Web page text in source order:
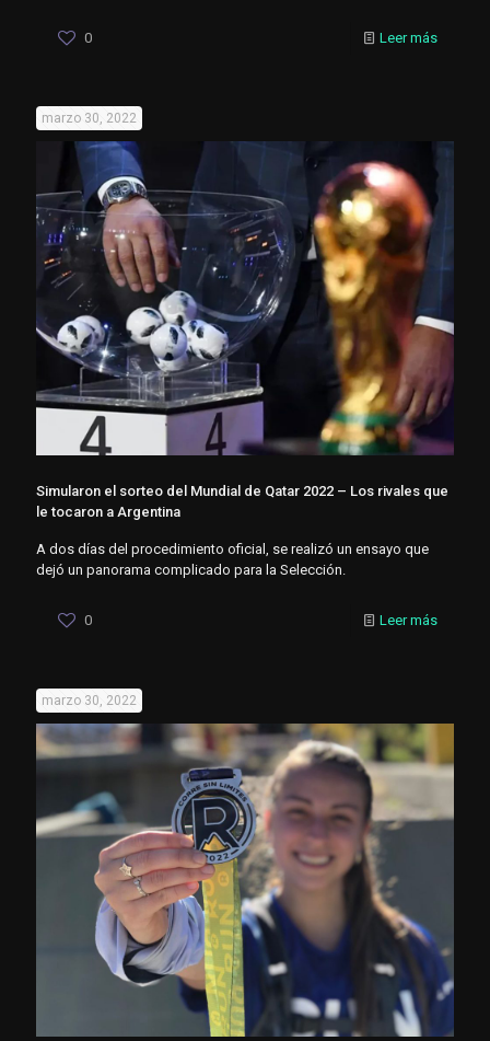
0 Leer más
marzo 30, 2022
Simularon el sorteo del Mundial de Qatar 2022 – Los rivales que
le tocaron a Argentina
A dos días del procedimiento oficial, se realizó un ensayo que
dejó un panorama complicado para la Selección.
0 Leer más
marzo 30, 2022